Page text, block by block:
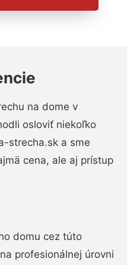
na dome v
osloviť niekoľko
strecha.sk a sme
cena, ale aj prístup
domu cez túto
profesionálnej úrovni